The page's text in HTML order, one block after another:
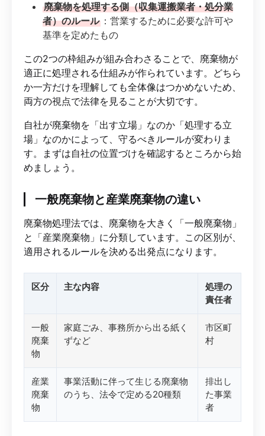
廃棄物を処理する側（収集運搬業者・処分業
者）のルール ：営業するために必要な許可や
基準を定めたもの
この2つの枠組みが組み合わさることで、廃棄物が
適正に処理される仕組みが作られています。どちら
か一方だけを理解しても全体像はつかめないため、
両方の視点で法律を見ることが大切です。
自社が廃棄物を「出す立場」なのか「処理する立
場」なのかによって、守るべきルールが変わりま
す。まずは自社の位置づけを確認するところから始
めましょう。
一般廃棄物と産業廃棄物の違い
廃棄物処理法では、廃棄物を大きく「一般廃棄物」
と「産業廃棄物」に分類しています。この区別が、
適用されるルールを決める出発点になります。
区分 主な内容
処理の
責任者
一般
廃棄
物
家庭ごみ、事務所から出る紙く
ずなど
市区町
村
産業
廃棄
物
事業活動に伴って生じる廃棄物
のうち、法令で定める20種類
排出し
た事業
者